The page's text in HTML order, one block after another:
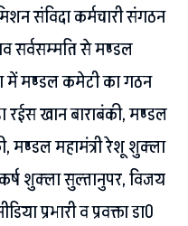
संविदा कर्मचारी संगठन
सर्वसम्मति से मण्डल
में मण्डल कमेटी का गठन
रईस खान बाराबंकी, मण्डल
मण्डल महामंत्री रेशू शुक्ला
शुक्ला सुल्तानुपर, विजय
प्रभारी व प्रवक्ता डा0